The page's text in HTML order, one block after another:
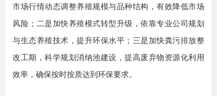
市场行情动态调整养殖规模与品种结构，有效降低市场
风险；二是加快养殖模式转型升级，依靠专业公司规划
与生态养殖技术，提升环保水平；三是加快粪污排放整
改工期，科学规划消纳池建设，提高废弃物资源化利用
效率，确保按时按质达到环保要求。